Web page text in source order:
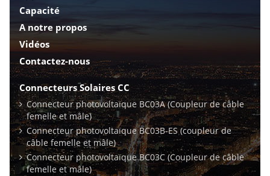
Capacité
A notre propos
Vidéos
Contactez-nous
Connecteurs Solaires CC
Connecteur photovoltaïque BC03A (Coupleur de câble
femelle et mâle)
Connecteur photovoltaïque BC03B-ES (coupleur de
câble femelle et mâle)
Connecteur photovoltaïque BC03C (Coupleur de câble
femelle et mâle)